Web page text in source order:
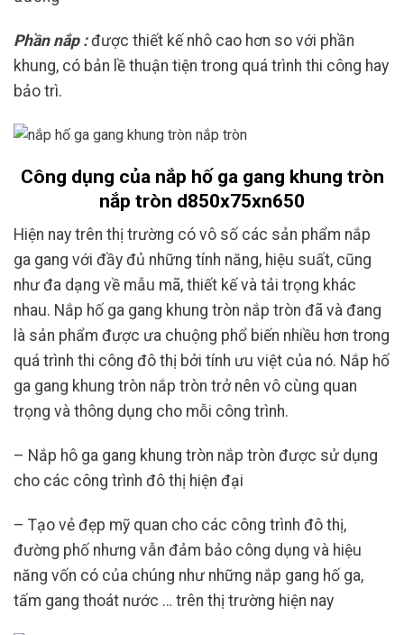
Phần nắp :được thiết kế nhô cao hơn so với phần
khung, có bản lề thuận tiện trong quá trình thi công hay
bảo trì.
Công dụng của nắp hố ga gang khung tròn
nắp tròn d850x75xn650
Hiện nay trên thị trường có vô số các sản phẩm nắp
ga gang với đầy đủ những tính năng, hiệu suất, cũng
như đa dạng về mẫu mã, thiết kế và tải trọng khác
nhau. Nắp hố ga gang khung tròn nắp tròn đã và đang
là sản phẩm được ưa chuộng phổ biến nhiều hơn trong
quá trình thi công đô thị bởi tính ưu việt của nó. Nắp hố
ga gang khung tròn nắp tròn trở nên vô cùng quan
trọng và thông dụng cho mỗi công trình.
– Nắp hô ga gang khung tròn nắp tròn được sử dụng
cho các công trình đô thị hiện đại
– Tạo vẻ đẹp mỹ quan cho các công trình đô thị,
đường phố nhưng vẫn đảm bảo công dụng và hiệu
năng vốn có của chúng như những nắp gang hố ga,
tấm gang thoát nước … trên thị trường hiện nay